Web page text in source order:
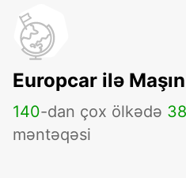
Europcar ilə
140-dan çox ölkədə
məntəqəsi